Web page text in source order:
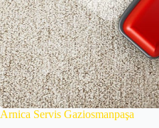
Arnica Servis Gaziosmanpaşa